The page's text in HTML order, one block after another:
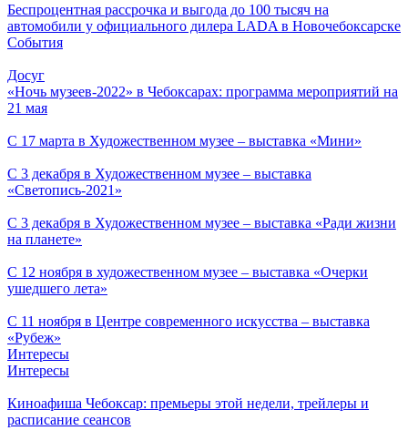
Беспроцентная рассрочка и выгода до 100 тысяч на
автомобили у официального дилера LADA в Новочебоксарске
События
Досуг
«Ночь музеев-2022» в Чебоксарах: программа мероприятий на
21 мая
С 17 марта в Художественном музее – выставка «Мини»
С 3 декабря в Художественном музее – выставка
«Светопись-2021»
С 3 декабря в Художественном музее – выставка «Ради жизни
на планете»
С 12 ноября в художественном музее – выставка «Очерки
ушедшего лета»
С 11 ноября в Центре современного искусства – выставка
«Рубеж»
Интересы
Интересы
Киноафиша Чебоксар: премьеры этой недели, трейлеры и
расписание сеансов